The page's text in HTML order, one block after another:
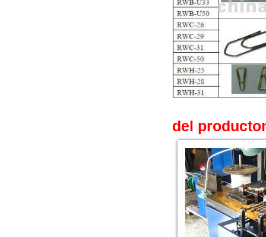
del producto